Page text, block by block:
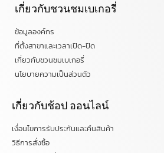
เกี่ยวกับชวนชมเบเกอรี่
ข้อมูลองค์กร
ที่ตั้งสาขาและเวลาเปิด-ปิด
เกี่ยวกับชวนชมเบเกอรี่
นโยบายความเป็นส่วนตัว
เกี่ยวกับช้อป ออนไลน์
เงื่อนไขการรับประกันและคืนสินค้า
วิธีการสั่งซื้อ